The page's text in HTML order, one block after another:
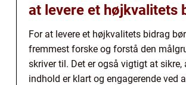
at levere et højkvalitets
For at levere et højkvalitets bidrag
fremmest forske og forstå den
skriver til. Det er også vigtigt at sikre,
indhold er klart og engagerende ved